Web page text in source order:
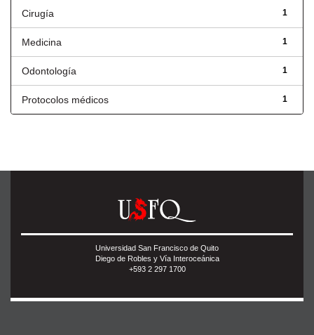
1
Cirugía
1
Medicina
1
Odontología
1
Protocolos médicos
Universidad San Francisco de Quito
Diego de Robles y Vía Interoceánica
+593 2 297 1700